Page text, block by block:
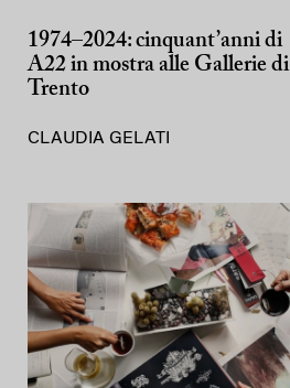
1974–2024: cinquant’anni di
A22 in mostra alle Gallerie di
Trento
CLAUDIA GELATI